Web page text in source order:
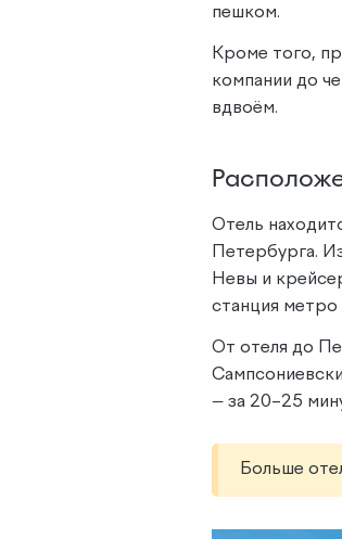
пешком.
Кроме того,
компании до
вдвоём.
Отель
Петербурга.
Невы и
станция
От отеля до
— за 20–25
Больше